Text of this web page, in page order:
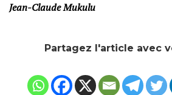
Jean-Claude Mukulu
Partagez l'article avec